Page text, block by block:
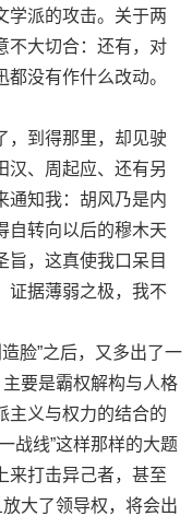
学派的攻击。关于两
不大切合：还有，对
没有作什么改动。
到得那里，却见驶
汉、周起应、还有另
通知我：胡风乃是内
自转向以后的穆木天
旨，这真使我口呆目
证据薄弱之极，我不
脸”之后，又多出了一
要是霸权解构与人格
主义与权力的结合的
战线”这样那样的大题
来打击异己者，甚至
大了领导权，将会出